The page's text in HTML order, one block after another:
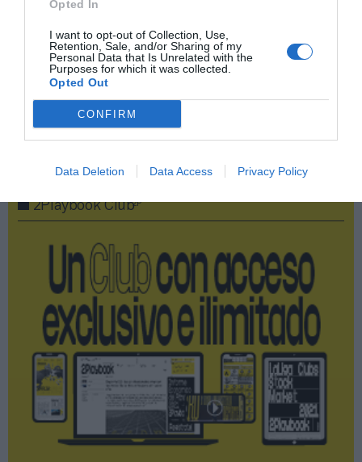
Opted In
I want to opt-out of Collection, Use,
Retention, Sale, and/or Sharing of my
Personal Data that Is Unrelated with the
Purposes for which it was collected.
Opted Out
CONFIRM
Data Deletion Data Access Privacy Policy
Generalitat de Catalunya
Ayuntamiento de Barcelona
Copa América de vela
2Playbook Club2P